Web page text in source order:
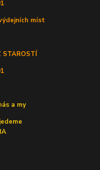
míst
STAROSTÍ
a my